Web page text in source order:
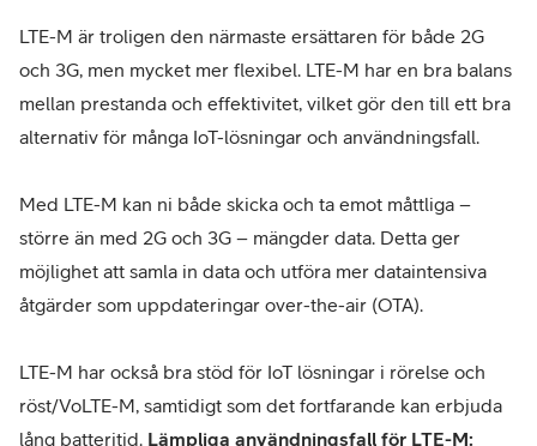
LTE-M är troligen den närmaste ersättaren för både 2G
och 3G, men mycket mer flexibel. LTE-M har en bra balans
mellan prestanda och effektivitet, vilket gör den till ett bra
alternativ för många IoT-lösningar och användningsfall.
Med LTE-M kan ni både skicka och ta emot måttliga –
större än med 2G och 3G – mängder data. Detta ger
möjlighet att samla in data och utföra mer dataintensiva
åtgärder som uppdateringar over-the-air (OTA).
LTE-M har också bra stöd för IoT lösningar i rörelse och
röst/VoLTE-M, samtidigt som det fortfarande kan erbjuda
lång batteritid. Lämpliga användningsfall för LTE-M: